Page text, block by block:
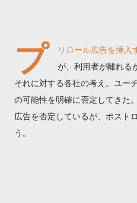
プ
リロール広告を挿入
が、利用者が離れる
それに対する各社の考え。ユー
の可能性を明確に否定してきた
広告を否定しているが、ポスト
う。